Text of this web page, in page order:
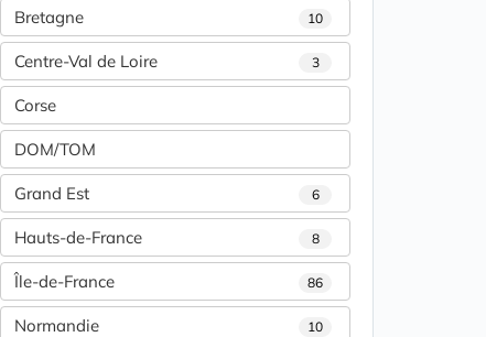
Bretagne 10
Centre-Val de Loire 3
Corse
DOM/TOM
Grand Est 6
Hauts-de-France 8
Île-de-France 86
Normandie 10